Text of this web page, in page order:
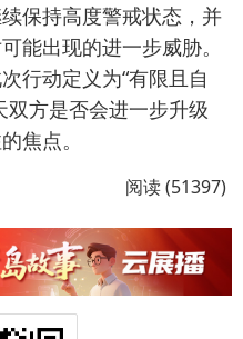
保持高度警戒状态，并
能出现的进一步威胁。
行动定义为“有限且自
双方是否会进一步升级
焦点。
阅读 (51397)